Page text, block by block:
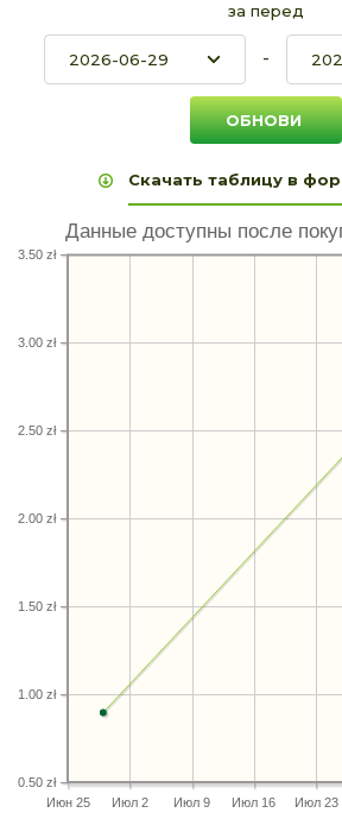
за перед
-
Скачать таблицу в
Данные доступны после
Июн 25 Июл 2 Июл 9 Июл 16 Июл 23
0.50 zł
1.00 zł
1.50 zł
2.00 zł
2.50 zł
3.00 zł
3.50 zł